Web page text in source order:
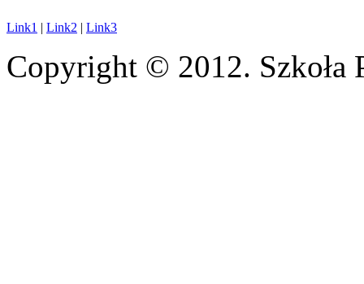
Link1 | Link2 | Link3
Copyright © 2012. Szkoła